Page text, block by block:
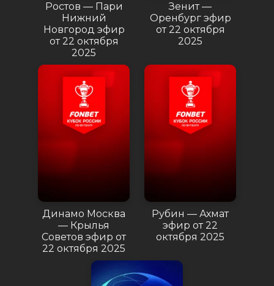
Ростов — Пари
Нижний
Новгород эфир
от 22 октября
2025
Зенит —
Оренбург эфир
от 22 октября
2025
Динамо Москва
— Крылья
Советов эфир от
22 октября 2025
Рубин — Ахмат
эфир от 22
октября 2025